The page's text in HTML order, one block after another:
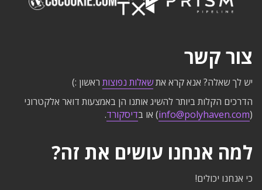
צור קשר
יש לך שאלה? אנא קרא אתשאלות נפוצות ראשון :)
הדרכים הקלות ביותר להשיג אותנו הן באמצעות דואר אלקטרוני
(
info@polyhaven.com) או בדיסקורד.
למה אנחנו עושים את זה?
כי אנחנו יכולים!